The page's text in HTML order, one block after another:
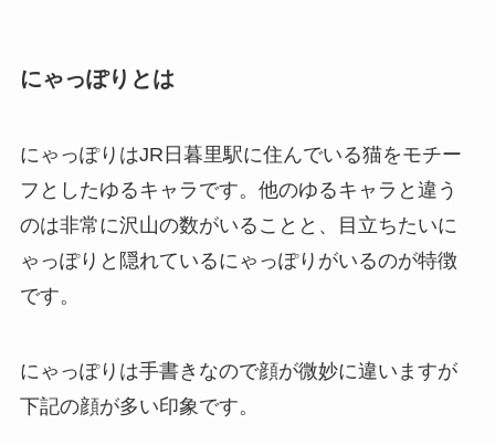
にゃっぽりとは
にゃっぽりはJR日暮里駅に住んでいる猫をモチー
フとしたゆるキャラです。他のゆるキャラと違う
のは非常に沢山の数がいることと、目立ちたいに
ゃっぽりと隠れているにゃっぽりがいるのが特徴
です。
にゃっぽりは手書きなので顔が微妙に違いますが
下記の顔が多い印象です。